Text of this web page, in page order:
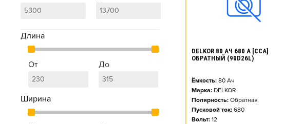
Длина
От До
Ширина
DELKOR 80 АЧ 680 А [CCA]
ОБРАТНЫЙ (90D26L)
Ёмкость: 80 Ач
Марка: DELKOR
Полярность: Обратная
Пусковой ток: 680
Вольт: 12